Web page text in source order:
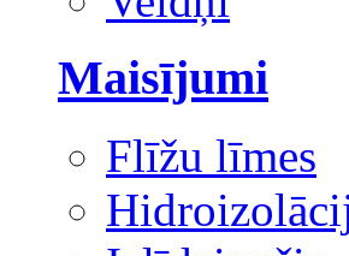
Maisījumi
Flīžu līmes